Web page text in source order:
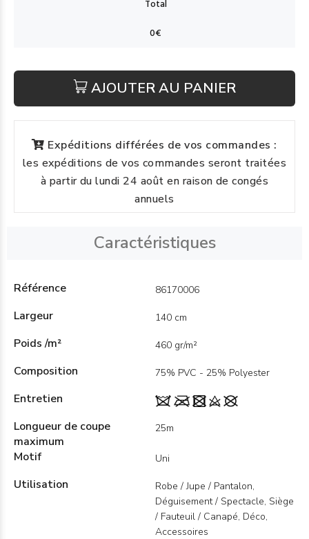
AJOUTER AU PANIER
Expéditions différées de vos commandes :
les expéditions de vos commandes seront traitées
à partir du lundi 24 août en raison de congés
annuels
Caractéristiques
Référence 86170006
Largeur 140 cm
Poids /m² 460 gr/m²
Composition 75% PVC - 25% Polyester
Entretien
Longueur de coupe
maximum
25m
Motif Uni
Utilisation
Robe / Jupe / Pantalon,
Déguisement / Spectacle, Siège
/ Fauteuil / Canapé, Déco,
Accessoires